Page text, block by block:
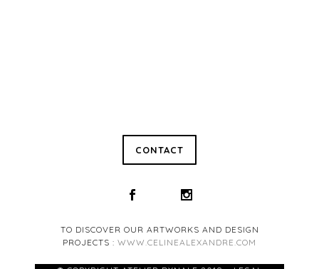
CONTACT
TO DISCOVER OUR ARTWORKS AND DESIGN
PROJECTS : WWW.CELINEALEXANDRE.COM